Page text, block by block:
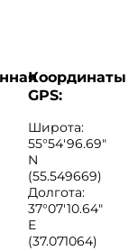
Координаты
GPS:
Широта:
55°54'96.69"
N
(55.549669)
Долгота:
37°07′10.64″
E
(37.071064)